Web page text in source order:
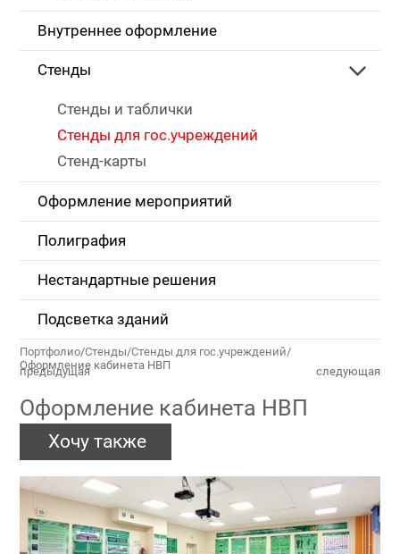
Внутреннее оформление
Стенды
Стенды и таблички
Стенды для гос.учреждений
Стенд-карты
Оформление мероприятий
Полиграфия
Нестандартные решения
Подсветка зданий
Портфолио/Стенды/Стенды для гос.учреждений/
Оформление кабинета НВП
Оформление кабинета НВП
Хочу также
предыдущая следующая